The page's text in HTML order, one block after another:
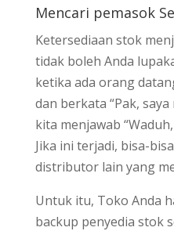
Mencari pemasok
Ketersediaan stok
tidak boleh Anda
ketika ada orang
dan berkata “Pak,
kita menjawab
Jika ini terjadi, bisa-
distributor lain yang
Untuk itu, Toko Anda
backup penyedia stok